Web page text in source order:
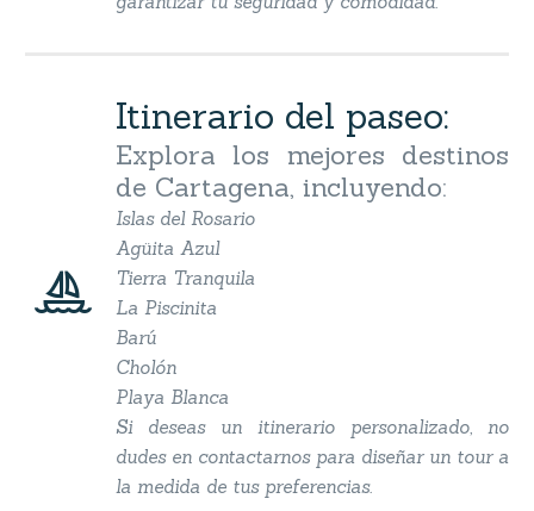


Itinerario del paseo:
Explora los mejores destinos
de Cartagena, incluyendo:
Islas del Rosario
Agüita Azul
Tierra Tranquila
La Piscinita
Barú
Cholón
Playa Blanca
Si deseas un itinerario personalizado, no
dudes en contactarnos para diseñar un tour a
la medida de tus preferencias.